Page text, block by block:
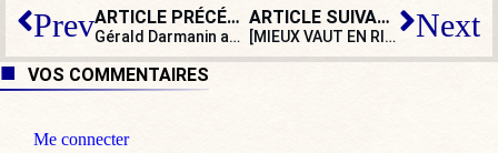
Prev ARTICLE PRÉCÉDENT
Gérald Darmanin accusé de « vider les prisons »en
ARTICLE SUIVANT
[MIEUX VAUT EN RIRE] Le « best of Mathilde » (parce qu’elle le vaut bien) Next
VOS COMMENTAIRES
Me connecter